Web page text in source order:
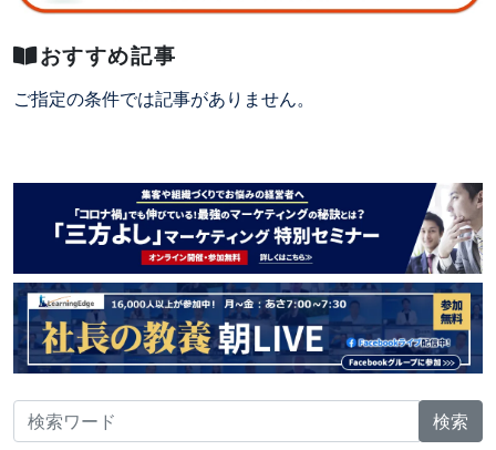
おすすめ記事
ご指定の条件では記事がありません。
検索